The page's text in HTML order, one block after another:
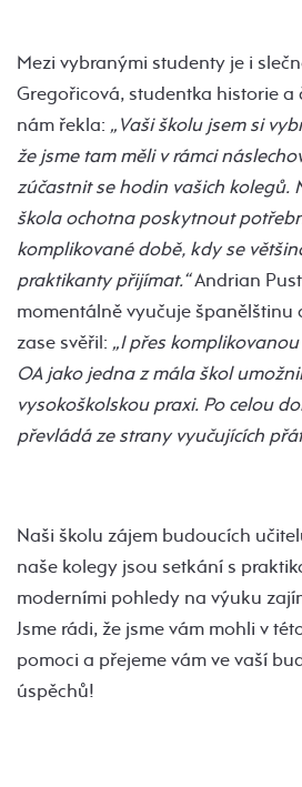
Mezi vybranými studenty je i
Gregořicová, studentka historie a
nám řekla: „Vaši školu jsem si
že jsme tam měli v rámci
zúčastnit se hodin vašich kolegů.
škola ochotna poskytnout
komplikované době, kdy se
praktikanty přijímat.“Andrian
momentálně vyučuje španělštinu
zase svěřil: „I přes
OA jako jedna z mála škol
vysokoškolskou praxi. Po celou
převládá ze strany vyučujících
Naši školu zájem budoucích
naše kolegy jsou setkání s
moderními pohledy na výuku
Jsme rádi, že jsme vám mohli v
pomoci a přejeme vám ve vaší
úspěchů!